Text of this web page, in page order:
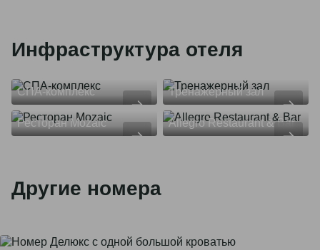
Инфраструктура отеля
СПА-комплекс Тренажерный зал
Ресторан Mozaic Allegro Restaurant & Bar
Другие номера